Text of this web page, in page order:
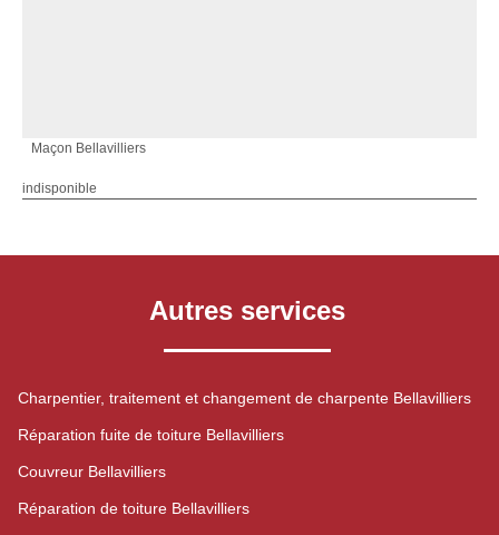
Maçon Bellavilliers
indisponible
Autres services
Charpentier, traitement et changement de charpente Bellavilliers
Réparation fuite de toiture Bellavilliers
Couvreur Bellavilliers
Réparation de toiture Bellavilliers